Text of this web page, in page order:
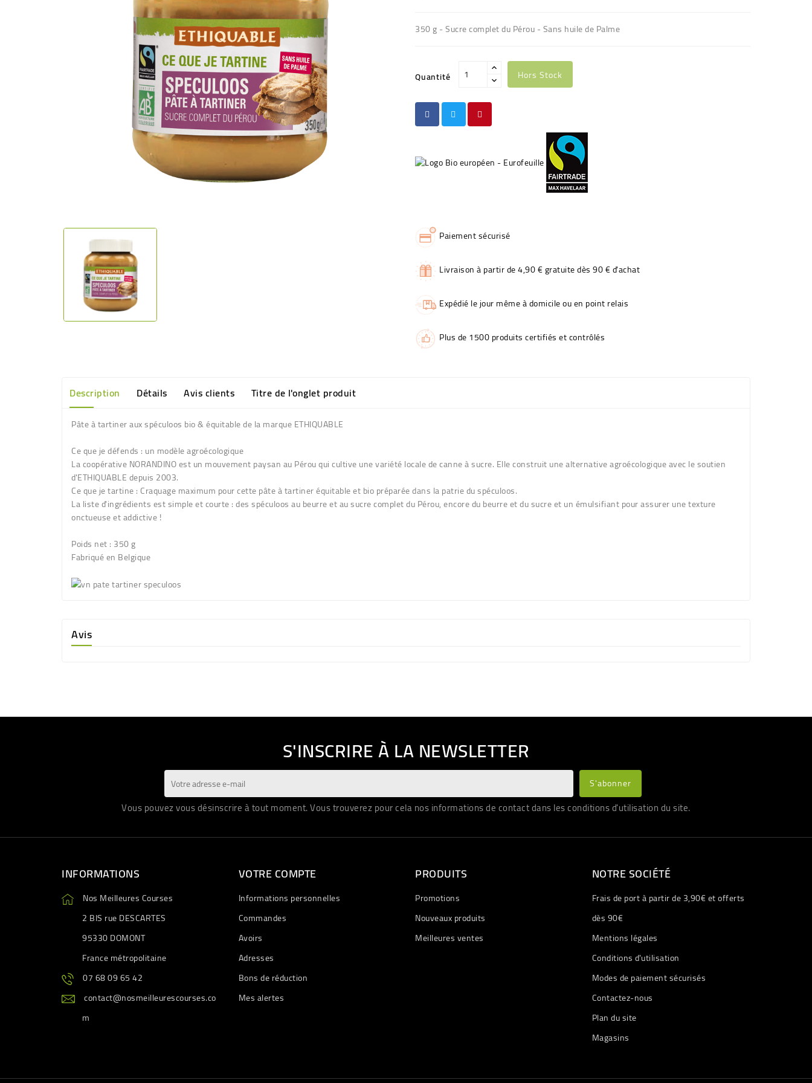
350 g - Sucre complet du Pérou - Sans huile de Palme
Quantité Hors Stock
Paiement sécurisé
Livraison à partir de 4,90 € gratuite dès 90 € d'achat
Expédié le jour même à domicile ou en point relais
Plus de 1500 produits certifiés et contrôlés
Description Détails Avis clients Titre de l'onglet produit
Pâte à tartiner aux spéculoos bio & équitable de la marque ETHIQUABLE
Ce que je défends : un modèle agroécologique
La coopérativeNORANDINOest un mouvement paysan au Pérou qui cultive une variété locale de canne à sucre. Elle construit une alternative agroécologique avec le soutien
d'ETHIQUABLEdepuis 2003.
Ce que je tartine : Craquage maximum pour cette pâte à tartiner équitable et bio préparée dans la patrie du spéculoos.
La liste d'ingrédients est simple et courte : des spéculoos au beurre et au sucre complet du Pérou, encore du beurre et du sucre et un émulsifiant pour assurer une texture
onctueuse et addictive !
Poids net : 350 g
Fabriqué en Belgique
Avis
S'INSCRIRE À LA NEWSLETTER
Vous pouvez vous désinscrire à tout moment. Vous trouverez pour cela nos informations de contact dans les conditions d'utilisation du site.
INFORMATIONS
Nos Meilleures Courses
2 BIS rue DESCARTES
95330 DOMONT
France métropolitaine
07 68 09 65 42
contact@nosmeilleurescourses.co
m
VOTRE COMPTE
Informations personnelles
Commandes
Avoirs
Adresses
Bons de réduction
Mes alertes
PRODUITS
Promotions
Nouveaux produits
Meilleures ventes
NOTRE SOCIÉTÉ
Frais de port à partir de 3,90€ et offerts
dès 90€
Mentions légales
Conditions d'utilisation
Modes de paiement sécurisés
Contactez-nous
Plan du site
Magasins